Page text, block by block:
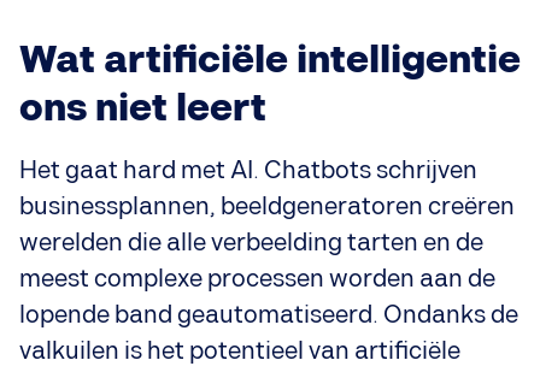
Wat artificiële intelligentie
ons niet leert
Het gaat hard met AI. Chatbots schrijven
businessplannen, beeldgeneratoren creëren
werelden die alle verbeelding tarten en de
meest complexe processen worden aan de
lopende band geautomatiseerd. Ondanks de
valkuilen is het potentieel van artificiële